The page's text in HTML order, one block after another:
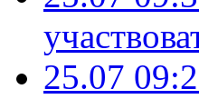
25.07